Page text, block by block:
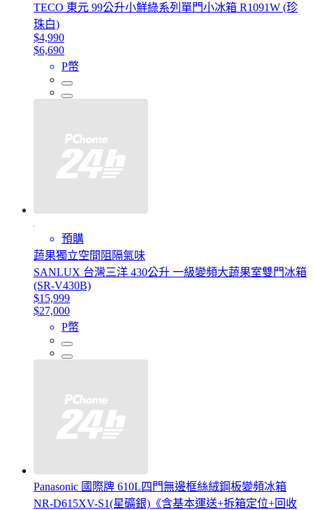
TECO 東元 99公升小鮮綠系列單門小冰箱 R1091W (珍
珠白)
$4,990
$6,690
P幣
預購
蔬果獨立空間阻隔氣味
SANLUX 台灣三洋 430公升 一級變頻大蔬果室雙門冰箱
(SR-V430B)
$15,999
$27,000
P幣
Panasonic 國際牌 610L四門無邊框絲絨鋼板變頻冰箱
NR-D615XV-S1(星礦銀)《含基本運送+拆箱定位+回收